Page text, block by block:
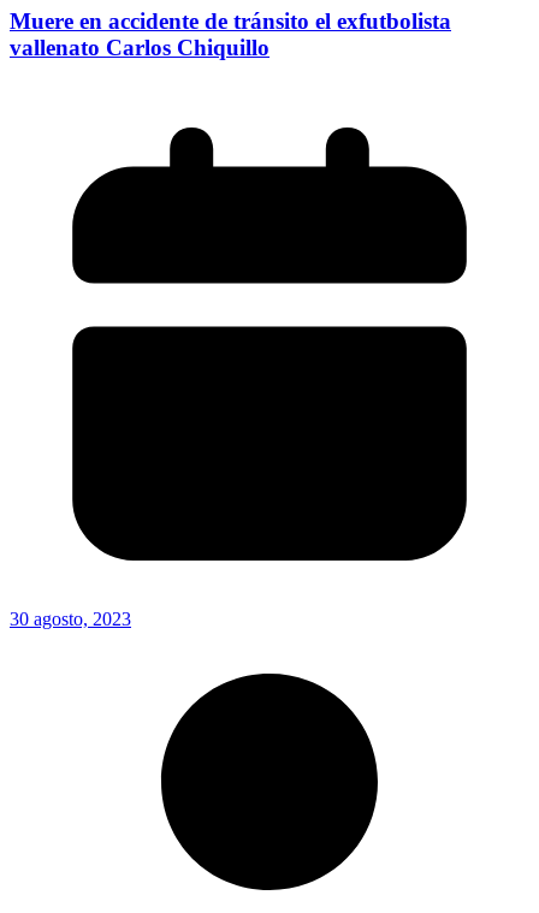
Muere en accidente de tránsito el exfutbolista
vallenato Carlos Chiquillo
30 agosto, 2023